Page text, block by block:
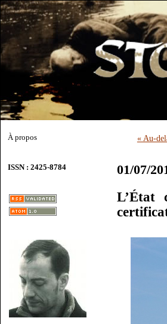
À propos
ISSN : 2425-8784
« Au-
01/07/
L’État